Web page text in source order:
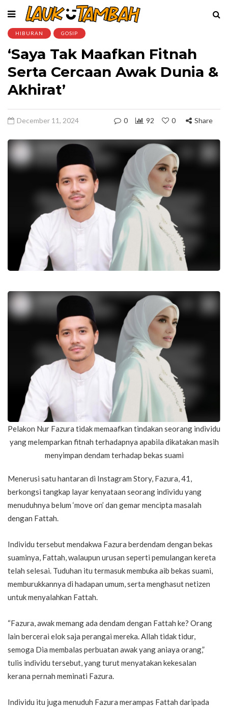
HIBURAN GOSIP
‘Saya Tak Maafkan Fitnah
Serta Cercaan Awak Dunia &
Akhirat’
December 11, 2024 0 92 0 Share
Pelakon Nur Fazura tidak memaafkan tindakan seorang individu
yang melemparkan fitnah terhadapnya apabila dikatakan masih
menyimpan dendam terhadap bekas suami
Menerusi satu hantaran di Instagram Story, Fazura, 41,
berkongsi tangkap layar kenyataan seorang individu yang
menuduhnya belum ‘move on’ dan gemar mencipta masalah
dengan Fattah.
Individu tersebut mendakwa Fazura berdendam dengan bekas
suaminya, Fattah, walaupun urusan seperti pemulangan kereta
telah selesai. Tuduhan itu termasuk membuka aib bekas suami,
memburukkannya di hadapan umum, serta menghasut netizen
untuk menyalahkan Fattah.
“Fazura, awak memang ada dendam dengan Fattah ke? Orang
lain bercerai elok saja perangai mereka. Allah tidak tidur,
semoga Dia membalas perbuatan awak yang aniaya orang,”
tulis individu tersebut, yang turut menyatakan kekesalan
kerana pernah meminati Fazura.
Individu itu juga menuduh Fazura merampas Fattah daripada